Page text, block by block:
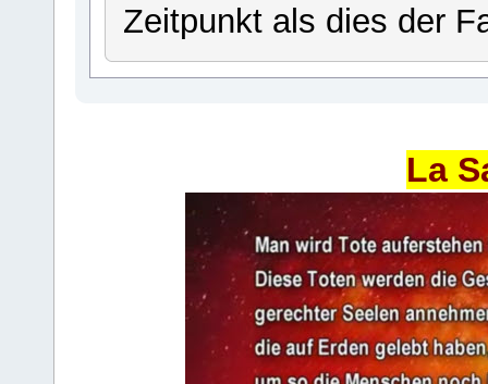
Zeitpunkt als dies der
La